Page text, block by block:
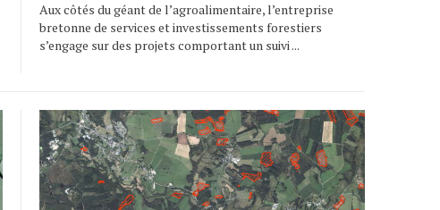
Aux côtés du géant de l’agroalimentaire, l’entreprise
bretonne de services et investissements forestiers
s’engage sur des projets comportant un suivi ...